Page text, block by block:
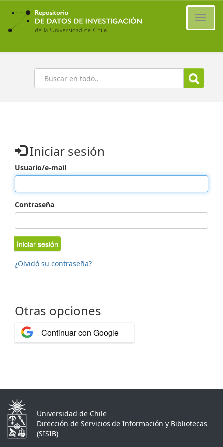
Ir
contenido
principal
Buscar
Iniciar sesión
Usuario/e-mail
Contraseña
Iniciar sesión
¿Olvidó su contraseña?
Otras opciones
Continuar con Google
Universidad de Chile
Dirección de Servicios de Información y Bibliotecas
(SISIB)